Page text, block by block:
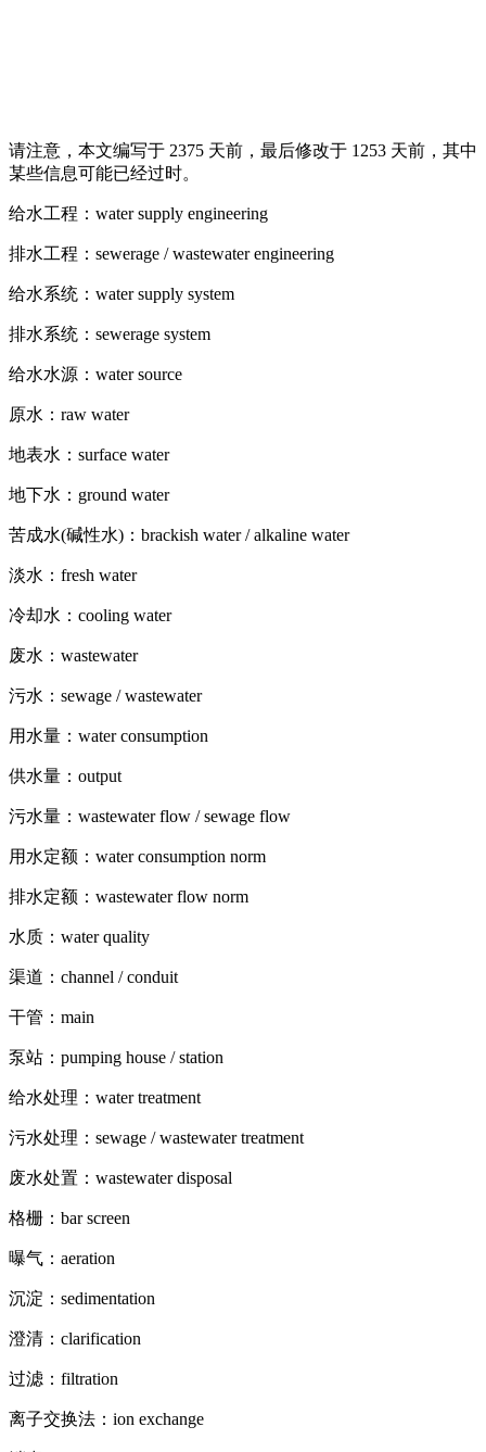
请注意，本文编写于 2375 天前，最后修改于 1253 天前，其中
某些信息可能已经过时。
给水工程：water supply engineering
排水工程：sewerage / wastewater engineering
给水系统：water supply system
排水系统：sewerage system
给水水源：water source
原水：raw water
地表水：surface water
地下水：ground water
苦成水(碱性水)：brackish water / alkaline water
淡水：fresh water
冷却水：cooling water
废水：wastewater
污水：sewage / wastewater
用水量：water consumption
供水量：output
污水量：wastewater flow / sewage flow
用水定额：water consumption norm
排水定额：wastewater flow norm
水质：water quality
渠道：channel / conduit
干管：main
泵站：pumping house / station
给水处理：water treatment
污水处理：sewage / wastewater treatment
废水处置：wastewater disposal
格栅：bar screen
曝气：aeration
沉淀：sedimentation
澄清：clarification
过滤：filtration
离子交换法：ion exchange